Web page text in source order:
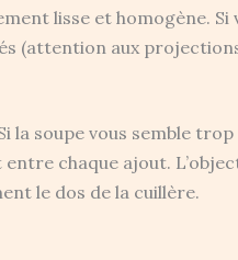
lisse et homogène.
(attention aux
la soupe vous semble
chaque ajout.
le dos de la cuillère.